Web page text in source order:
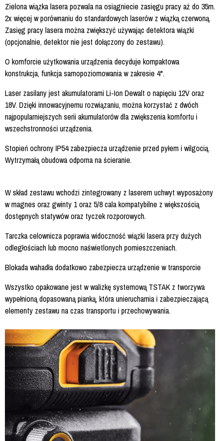
Zielona wiązka lasera pozwala na osiągniecie zasięgu pracy aż do 35m.
2x więcej w porównaniu do standardowych laserów z wiązką czerwoną.
Zasięg pracy lasera można zwiększyć używając detektora wiązki
(opcjonalnie, detektor nie jest dołączony do zestawu).
O komforcie użytkowania urządzenia decyduje kompaktowa
konstrukcja, funkcja samopoziomowania w zakresie 4°.
Laser zasilany jest akumulatorami Li-Ion Dewalt o napięciu 12V oraz
18V. Dzięki innowacyjnemu rozwiązaniu, można korzystać z dwóch
najpopularniejszych serii akumulatorów dla zwiększenia komfortu i
wszechstronności urządzenia.
Stopień ochrony IP54 zabezpiecza urządzenie przed pyłem i wilgocią.
Wytrzymałą obudowa odporna na ścieranie.
W skład zestawu wchodzi zintegrowany z laserem uchwyt wyposażony
w magnes oraz gwinty 1 oraz 5/8 cala kompatybilne z większością
dostępnych statywów oraz tyczek rozporowych.
Tarczka celownicza poprawia widoczność wiązki lasera przy dużych
odległościach lub mocno naświetlonych pomieszczeniach.
Blokada wahadła dodatkowo zabezpiecza urządzenie w transporcie
Wszystko opakowane jest w walizkę systemową TSTAK z tworzywa
wypełnioną dopasowaną pianką, która unieruchamia i zabezpieczającą
elementy zestawu na czas transportu i przechowywania.